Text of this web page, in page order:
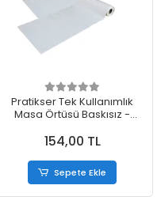
Pratikser Tek Kullanımlık
Masa Örtüsü Baskısız -
154,00 TL
Sepete Ekle